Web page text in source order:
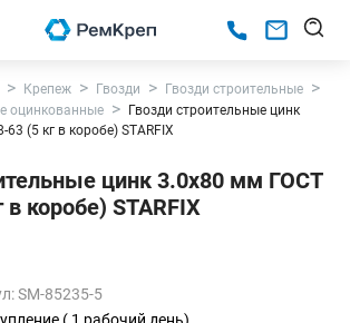
Крепеж Гвозди
Гвозди строительные
оцинкованные
Гвозди строительные цинк
(5 кг в коробе) STARFIX
цинк 3.0х80 мм ГОСТ
в коробе) STARFIX
SM-85235-5